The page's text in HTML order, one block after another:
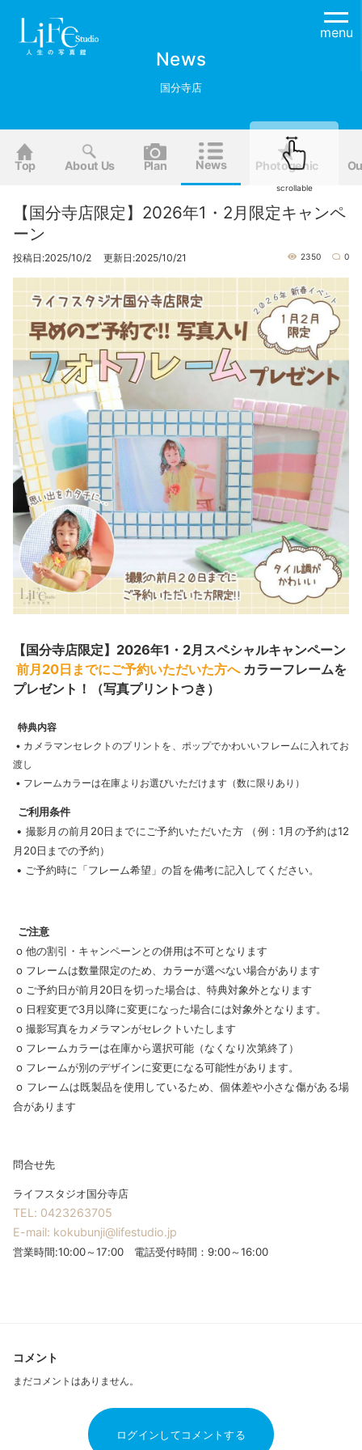
menu
News
国分寺店
Top About Us Plan News Photogenic
scrollable
【国分寺店限定】2026年1・2月限定キャンペ
ーン
投稿日:2025/10/2 更新日:2025/10/21 2350 0
【国分寺店限定】2026年1・2月スペシャルキャンペーン
前月20日までにご予約いただいた方へ カラーフレームを
プレゼント！（写真プリントつき）
特典内容
• カメラマンセレクトのプリントを、ポップでかわいいフレームに入れてお
渡し
• フレームカラーは在庫よりお選びいただけます（数に限りあり）
ご利用条件
• 撮影月の前月20日までにご予約いただいた方 （例：1月の予約は12
月20日までの予約）
• ご予約時に「フレーム希望」の旨を備考に記入してください。
ご注意
o 他の割引・キャンペーンとの併用は不可となります
o フレームは数量限定のため、カラーが選べない場合があります
o ご予約日が前月20日を切った場合は、特典対象外となります
o 日程変更で3月以降に変更になった場合には対象外となります。
o 撮影写真をカメラマンがセレクトいたします
o フレームカラーは在庫から選択可能（なくなり次第終了）
o フレームが別のデザインに変更になる可能性があります。
o フレームは既製品を使用しているため、個体差や小さな傷がある場
合があります
問合せ先
ライフスタジオ国分寺店
TEL: 0423263705
E-mail: kokubunji@lifestudio.jp
営業時間:10:00～17:00 電話受付時間：9:00～16:00
コメント
まだコメントはありません。
ログインしてコメントする